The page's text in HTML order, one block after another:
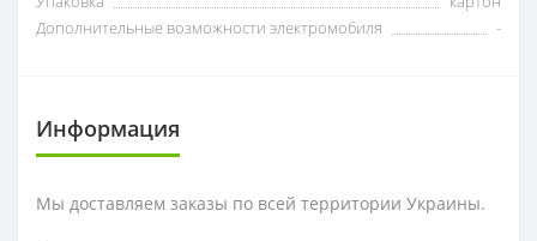
Дополнительные возможности электромобиля
-
Информация
Мы доставляем заказы по всей территории Украины.